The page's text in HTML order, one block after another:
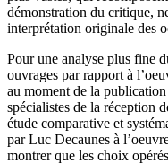
démonstration du critique,
interprétation originale des
Pour une analyse plus fine
ouvrages par rapport à
au moment de la
spécialistes de la réception
étude comparative et
par Luc Decaunes à
montrer que les choix